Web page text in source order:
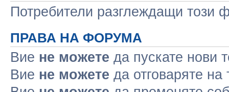
Потребители разглеждащи този
ПРАВА НА ФОРУМА
Вие не можете да пускате нови
Вие не можете да отговаряте на